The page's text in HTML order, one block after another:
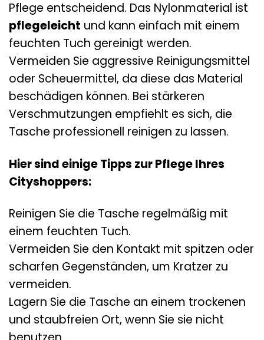
Pflege entscheidend. Das Nylonmaterial ist
pflegeleicht und kann einfach mit einem
feuchten Tuch gereinigt werden.
Vermeiden Sie aggressive Reinigungsmittel
oder Scheuermittel, da diese das Material
beschädigen können. Bei stärkeren
Verschmutzungen empfiehlt es sich, die
Tasche professionell reinigen zu lassen.
Hier sind einige Tipps zur Pflege Ihres
Cityshoppers:
Reinigen Sie die Tasche regelmäßig mit
einem feuchten Tuch.
Vermeiden Sie den Kontakt mit spitzen oder
scharfen Gegenständen, um Kratzer zu
vermeiden.
Lagern Sie die Tasche an einem trockenen
und staubfreien Ort, wenn Sie sie nicht